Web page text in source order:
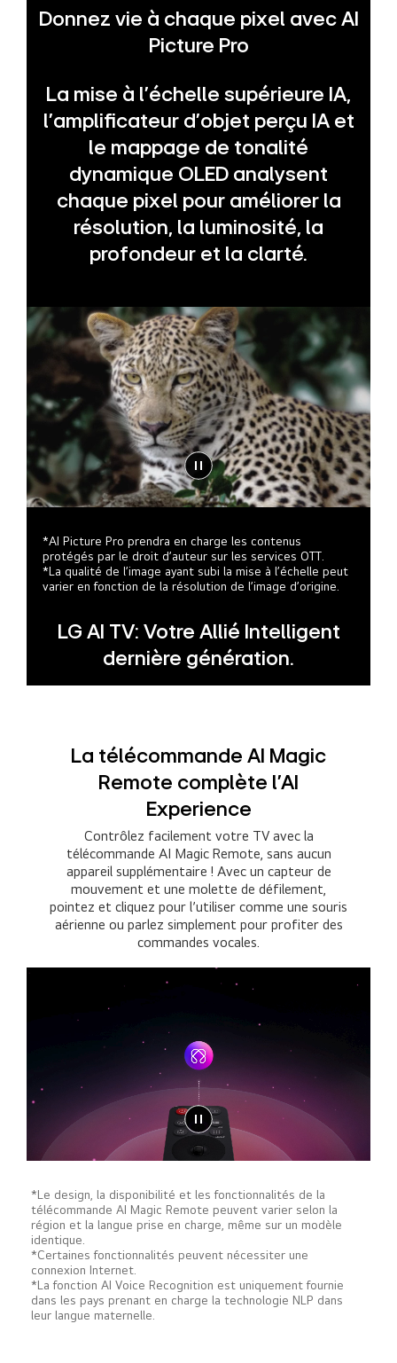
Donnez vie à chaque pixel avec AI
Picture Pro
La mise à l’échelle supérieure IA,
l’amplificateur d’objet perçu IA et
le mappage de tonalité
dynamique OLED analysent
chaque pixel pour améliorer la
résolution, la luminosité, la
profondeur et la clarté.
*AI Picture Pro prendra en charge les contenus
protégés par le droit d’auteur sur les services OTT.
*La qualité de l’image ayant subi la mise à l’échelle peut
varier en fonction de la résolution de l’image d’origine.
LG AI TV: Votre Allié Intelligent
dernière génération.
La télécommande AI Magic
Remote complète l’AI
Experience
Contrôlez facilement votre TV avec la
télécommande AI Magic Remote, sans aucun
appareil supplémentaire ! Avec un capteur de
mouvement et une molette de défilement,
pointez et cliquez pour l’utiliser comme une souris
aérienne ou parlez simplement pour profiter des
commandes vocales.
*Le design, la disponibilité et les fonctionnalités de la
télécommande AI Magic Remote peuvent varier selon la
région et la langue prise en charge, même sur un modèle
identique.
*Certaines fonctionnalités peuvent nécessiter une
connexion Internet.
*La fonction AI Voice Recognition est uniquement fournie
dans les pays prenant en charge la technologie NLP dans
leur langue maternelle.